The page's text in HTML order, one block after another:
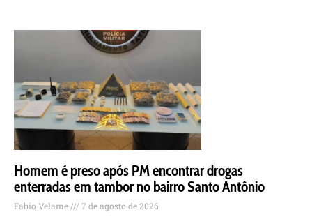
Homem é preso após PM encontrar drogas
enterradas em tambor no bairro Santo Antônio
Fabio Velame 7 de agosto de 2026